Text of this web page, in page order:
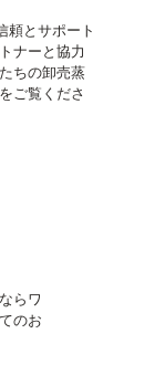
頼とサポート
ナーと協力
ちの卸売蒸
ご覧くださ
らワ
のお